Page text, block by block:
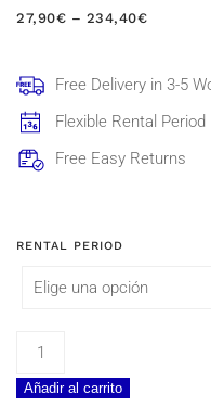
27,90€ – 234,40€RANGO
DESDE
HASTA
Free Delivery in 3-5
Flexible Rental Period
Free Easy Returns
RENTAL PERIOD
Apple
Series
Añadir al carrito